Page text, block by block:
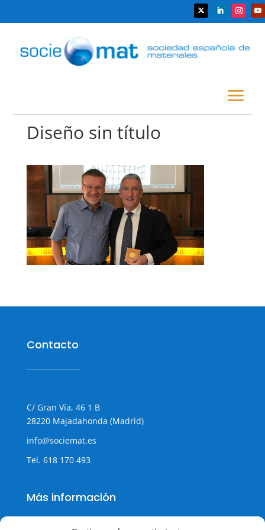
Diseño sin título
Contacto
C/ Gran Vía, 46 1 B
28220 Majadahonda (Madrid)
info@sociemat.es
Tel. 618 170 493
Más información